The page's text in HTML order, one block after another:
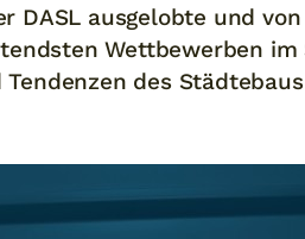
DASL ausgelobte und
Wettbewerben
des